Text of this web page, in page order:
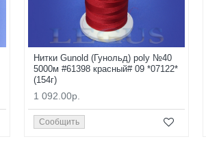
Нитки Gunold (Гунольд) poly №40
5000м #61398 красный# 09 *07122*
(154г)
1 092.00р.
Сообщить